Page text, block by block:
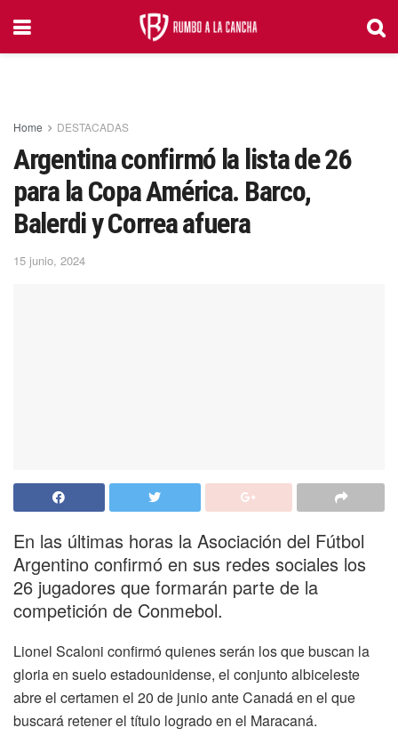
Home DESTACADAS
Argentina confirmó la lista de 26
para la Copa América. Barco,
Balerdi y Correa afuera
15 junio, 2024
En las últimas horas la Asociación del Fútbol
Argentino confirmó en sus redes sociales los
26 jugadores que formarán parte de la
competición de Conmebol.
Lionel Scaloni confirmó quienes serán los que buscan la
gloria en suelo estadounidense, el conjunto albiceleste
abre el certamen el 20 de junio ante Canadá en el que
buscará retener el título logrado en el Maracaná.